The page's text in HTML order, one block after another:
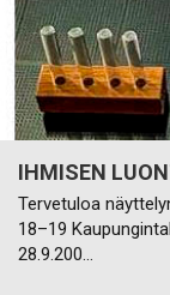
IHMISEN
Tervetuloa
18–19
28.9.200…